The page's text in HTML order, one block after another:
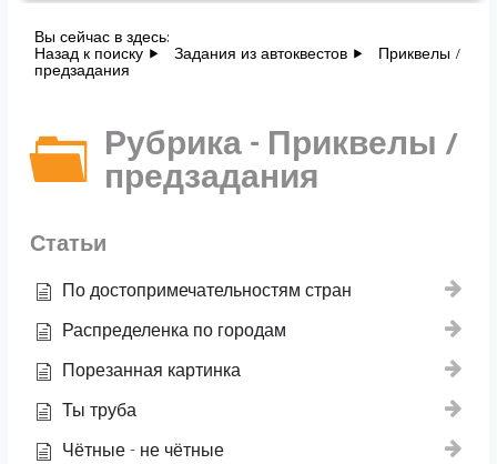
Вы сейчас в здесь:
Назад к поиску
Задания из автоквестов
Приквелы /
предзадания
Рубрика - Приквелы /
предзадания
Статьи
По достопримечательностям стран
Распределенка по городам
Порезанная картинка
Ты труба
Чётные - не чётные